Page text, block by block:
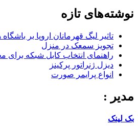
نوشته‌های تازه
تاثیر لیگ قهرمانان اروپا بر باشگاه
تجویز سمعک در منزل
راهنمای انتخاب کابل شبکه برای
دیزل ژنراتور پرکینز
انواع پرایمر صورت
مدیر :
بک لینک